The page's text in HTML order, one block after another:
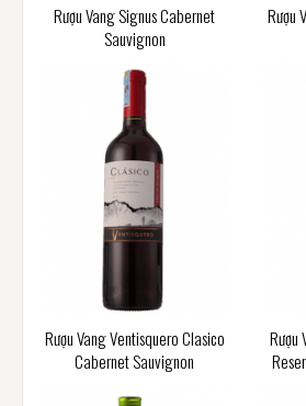
Rượu Vang Signus Cabernet
Sauvignon
Rượu
Rượu Vang Ventisquero Clasico
Cabernet Sauvignon
Rượu